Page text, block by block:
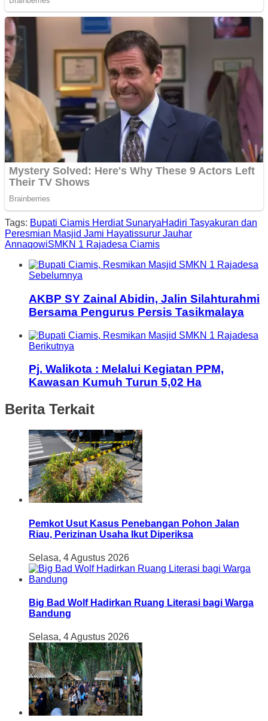
Tags: Bupati Ciamis Herdiat SunaryaHadiri Tasyakuran dan
Peresmian Masjid Jami Hayatissurur Jauhar
AnnaqowiSMKN 1 Rajadesa Ciamis
Sebelumnya
AKBP SY Zainal Abidin, Jalin Silahturahmi
Bersama Pengurus Persis Tasikmalaya
Berikutnya
Pj. Walikota : Melalui Kegiatan PPM,
Kawasan Kumuh Turun 5,02 Ha
Berita Terkait
Pemkot Usut Kasus Penebangan Pohon Jalan
Riau, Perizinan Usaha Ikut Diperiksa
Selasa, 4 Agustus 2026
Big Bad Wolf Hadirkan Ruang Literasi bagi Warga
Bandung
Selasa, 4 Agustus 2026